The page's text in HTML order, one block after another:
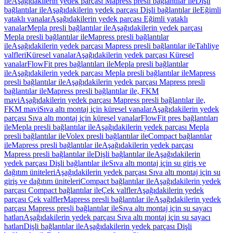
bağlantılar ileAşağıdakilerin yedek parçası Dişli bağlantılar ileEğimli
yataklı vanalarAşağıdakilerin yedek parçası Eğimli yataklı
vanalarMepla presli bağlantılar ileAşağıdakilerin yedek parçası
Mepla presli bağlantılar ileMapress presli bağlantılar
ileAşağıdakilerin yedek parçası Mapress presli bağlantılar ileTahliye
valfleriKüresel vanalarAşağıdakilerin yedek parçası Küresel
vanalarFlowFit pres bağlantıları ileMepla presli bağlantılar
ileAşağıdakilerin yedek parçası Mepla presli bağlantılar ileMapress
presli bağlantılar ileAşağıdakilerin yedek parçası Mapress presli
bağlantılar ileMapress presli bağlantılar ile, FKM
maviAşağıdakilerin yedek parçası Mapress presli bağlantılar ile,
FKM maviSıva altı montaj için küresel vanalarAşağıdakilerin yedek
parçası Sıva altı montaj için küresel vanalarFlowFit pres bağlantıları
ileMepla presli bağlantılar ileAşağıdakilerin yedek parçası Mepla
presli bağlantılar ileVolex presli bağlantılar ileCompact bağlantılar
ileMapress presli bağlantılar ileAşağıdakilerin yedek parçası
Mapress presli bağlantılar ileDişli bağlantılar ileAşağıdakilerin
yedek parçası Dişli bağlantılar ileSıva altı montaj için su giriş ve
dağıtım üniteleriAşağıdakilerin yedek parçası Sıva altı montaj için su
giriş ve dağıtım üniteleriCompact bağlantılar ileAşağıdakilerin yedek
parçası Compact bağlantılar ileÇek valflerAşağıdakilerin yedek
parçası Çek valflerMapress presli bağlantılar ileAşağıdakilerin yedek
parçası Mapress presli bağlantılar ileSıva altı montaj için su sayacı
hatlarıAşağıdakilerin yedek parçası Sıva altı montaj için su sayacı
hatlarıDişli bağlantılar ileAşağıdakilerin yedek parçası Dişli